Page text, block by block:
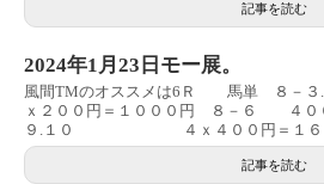
記事を読む
2024年1月23日モー展。
風間TMのオススメは6Ｒ 馬単
ｘ２００円＝１０００円 ８－６ ４
９.１０ ４ｘ４００円＝１６
記事を読む